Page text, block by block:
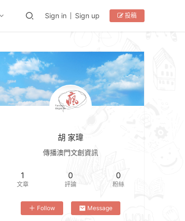
Sign in Sign up 投稿
胡 家瑋
傳播澳門文創資訊
1
文章
0
評論
0
粉絲
Follow Message